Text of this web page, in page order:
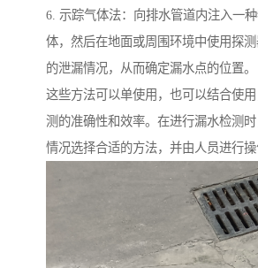
6. 示踪气体法：向排水管道内注入一
体，然后在地面或周围环境中使用探
的泄漏情况，从而确定漏水点的位置。
这些方法可以单使用，也可以结合使
测的准确性和效率。在进行漏水检测
情况选择合适的方法，并由人员进行操